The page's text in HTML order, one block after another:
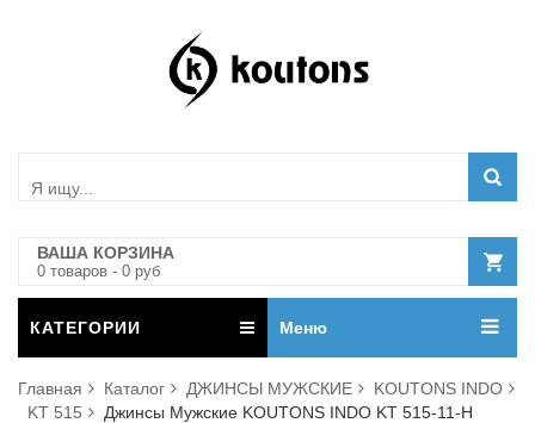
ВАША КОРЗИНА
0 товаров - 0 руб
КАТЕГОРИИ Меню
Главная Каталог ДЖИНСЫ МУЖСКИЕ
KOUTONS INDO
KT 515
Джинсы Мужские KOUTONS INDO KT 515-11-H